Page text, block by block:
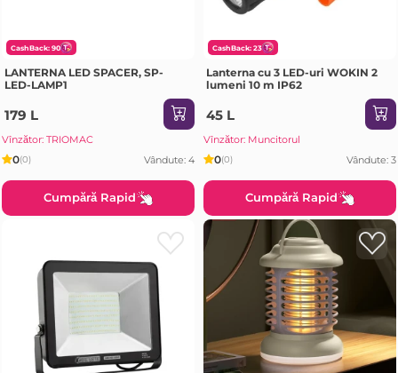
CashBack: 90
LANTERNA LED SPACER, SP-
LED-LAMP1
179 L
Vînzător: TRIOMAC
0(0) Vândute: 4
Cumpără Rapid
CashBack: 23
Lanterna cu 3 LED-uri WOKIN 2
lumeni 10 m IP62
45 L
Vînzător: Muncitorul
0(0) Vândute: 3
Cumpără Rapid